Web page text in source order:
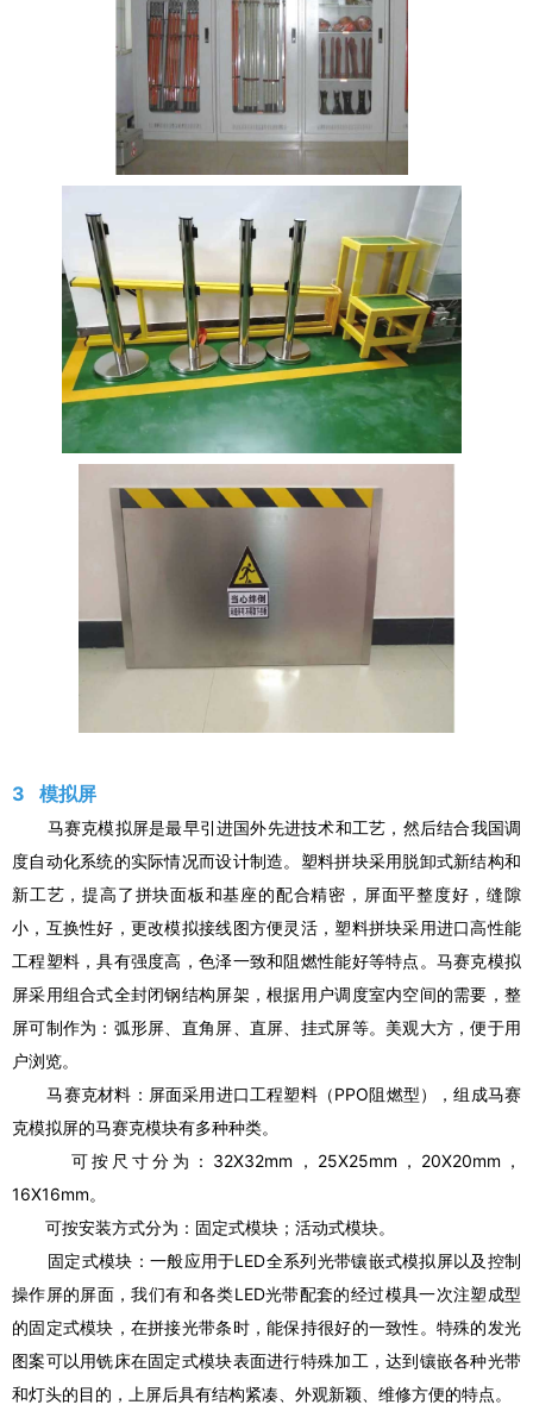
3 模拟屏
马赛克模拟屏是最早引进国外先进技术和工艺，然后结合我国调
度自动化系统的实际情况而设计制造。塑料拼块采用脱卸式新结构和
新工艺，提高了拼块面板和基座的配合精密，屏面平整度好，缝隙
小，互换性好，更改模拟接线图方便灵活，塑料拼块采用进口高性能
工程塑料，具有强度高，色泽一致和阻燃性能好等特点。马赛克模拟
屏采用组合式全封闭钢结构屏架，根据用户调度室内空间的需要，整
屏可制作为：弧形屏、直角屏、直屏、挂式屏等。美观大方，便于用
户浏览。
马赛克材料：屏面采用进口工程塑料（PPO阻燃型），组成马赛
克模拟屏的马赛克模块有多种种类。
可按尺寸分为：32X32mm，25X25mm，20X20mm，
16X16mm。
可按安装方式分为：固定式模块；活动式模块。
固定式模块：一般应用于LED全系列光带镶嵌式模拟屏以及控制
操作屏的屏面，我们有和各类LED光带配套的经过模具一次注塑成型
的固定式模块，在拼接光带条时，能保持很好的一致性。特殊的发光
图案可以用铣床在固定式模块表面进行特殊加工，达到镶嵌各种光带
和灯头的目的，上屏后具有结构紧凑、外观新颖、维修方便的特点。